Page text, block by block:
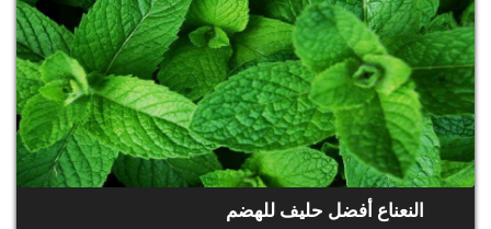
النعناع أفضل حليف للهضم